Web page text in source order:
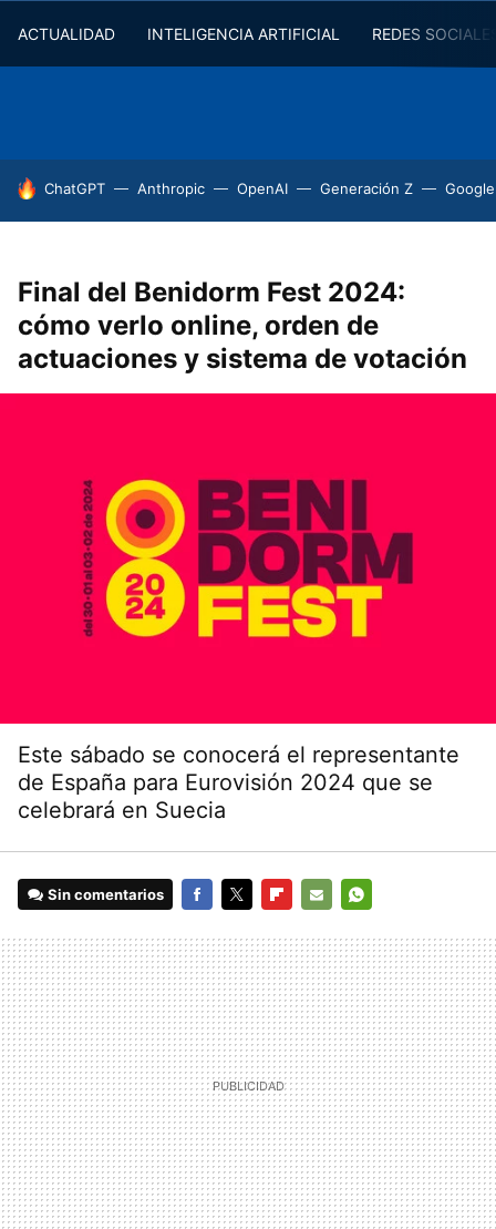
ACTUALIDAD INTELIGENCIA ARTIFICIAL REDES
HOY SE HABLA DE
ChatGPT Anthropic OpenAI Generación Z
Final del Benidorm Fest 2024:
cómo verlo online, orden de
actuaciones y sistema de votación
Este sábado se conocerá el representante
de España para Eurovisión 2024 que se
celebrará en Suecia
Sin comentarios
MAIL